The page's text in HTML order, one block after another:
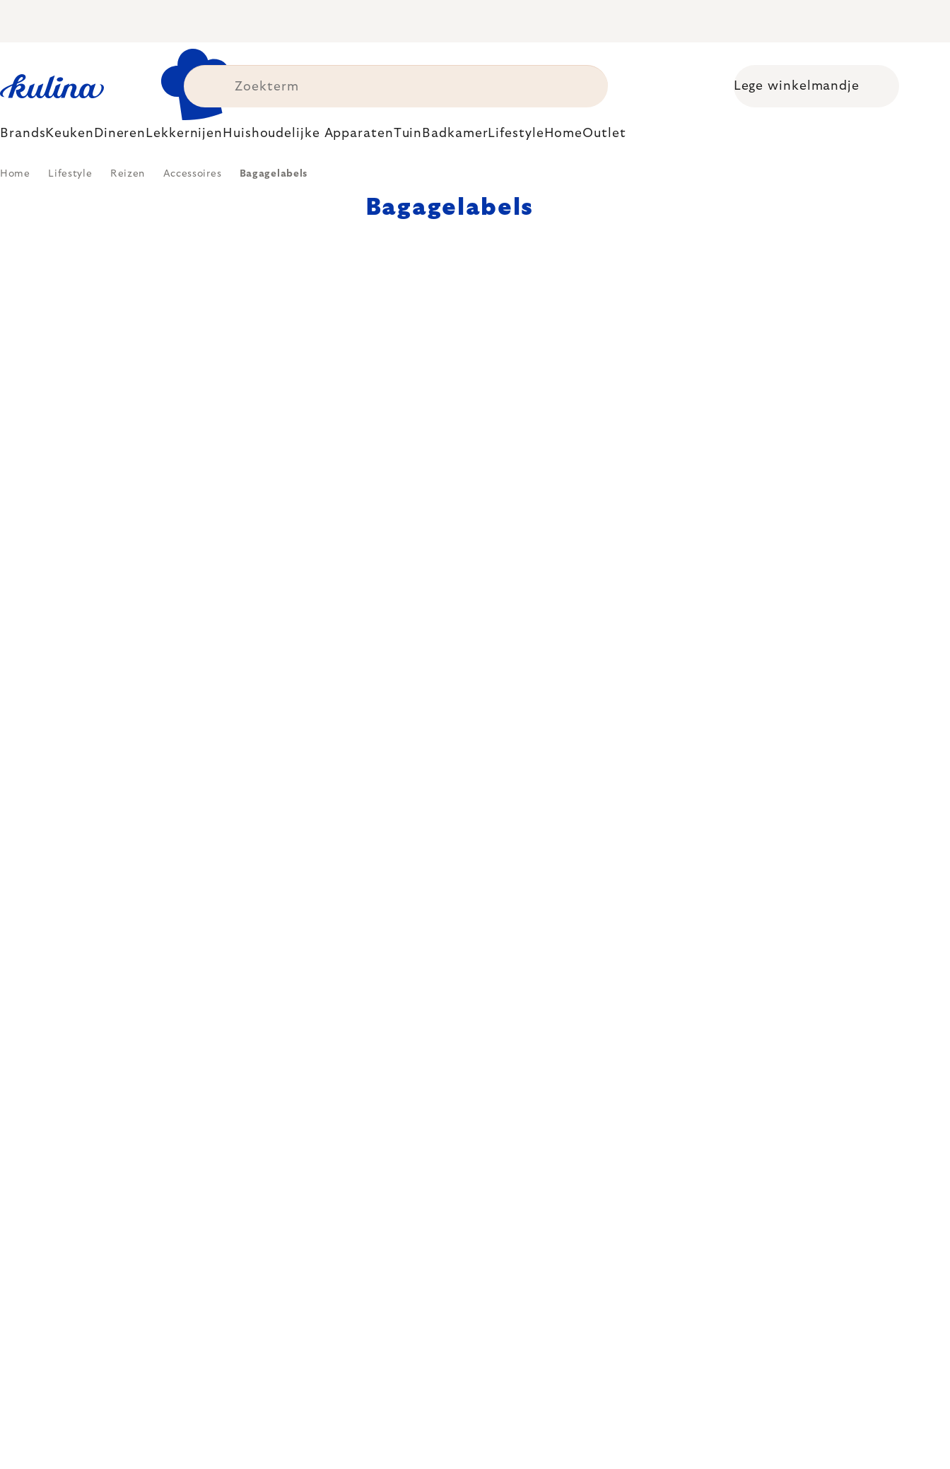
Shopping cart
Lege winkelmandje
Brands Keuken Dineren Lekkernijen Huishoudelijke ApparatenTuin BadkamerLifestyle HomeOutlet
Home Lifestyle Reizen Accessoires Bagagelabels
Bagagelabels